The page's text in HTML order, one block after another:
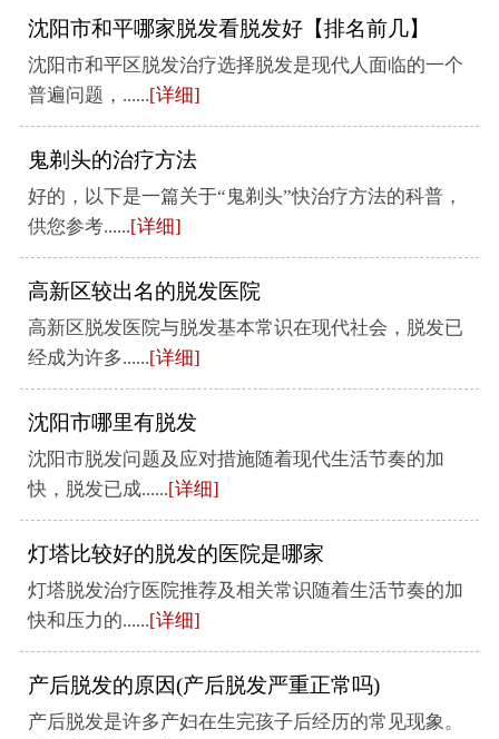
沈阳市和平哪家脱发看脱发好【排名前几】
沈阳市和平区脱发治疗选择脱发是现代人面临的一个
普遍问题，......[详细]
鬼剃头的治疗方法
好的，以下是一篇关于“鬼剃头”快治疗方法的科普，
供您参考......[详细]
高新区较出名的脱发医院
高新区脱发医院与脱发基本常识在现代社会，脱发已
经成为许多......[详细]
沈阳市哪里有脱发
沈阳市脱发问题及应对措施随着现代生活节奏的加
快，脱发已成......[详细]
灯塔比较好的脱发的医院是哪家
灯塔脱发治疗医院推荐及相关常识随着生活节奏的加
快和压力的......[详细]
产后脱发的原因(产后脱发严重正常吗)
产后脱发是许多产妇在生完孩子后经历的常见现象。